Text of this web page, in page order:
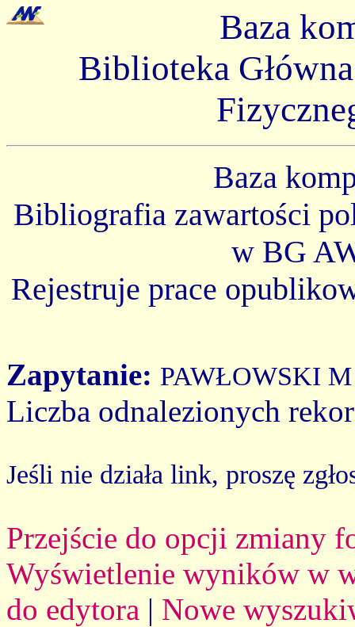
Baza
Biblioteka
Baza
Bibliografia zawartości
w BG
Rejestruje prace
Zapytanie: PAWŁOWSKI M
Liczba odnalezionych
Jeśli nie działa link, proszę
Przejście do opcji zmiany
Wyświetlenie wyników w
do edytora | Nowe